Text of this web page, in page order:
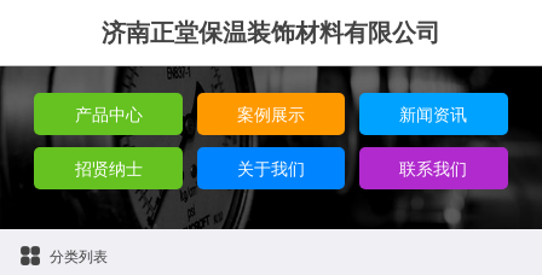
济南正堂保温装饰材料有限公司
产品中心 案例展示 新闻资讯
招贤纳士 关于我们 联系我们
分类列表